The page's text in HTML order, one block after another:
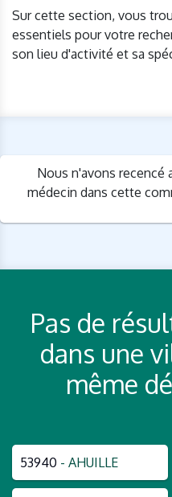
Sur cette section, vous
essentiels pour votre
son lieu d'activité et sa
Nous n'avons recencé
médecin dans cette
Pas de
dans une
même
53940 - AHUILLE